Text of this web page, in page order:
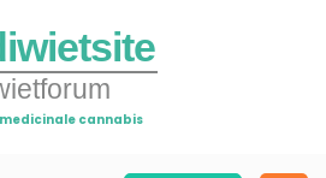
medicinale cannabis